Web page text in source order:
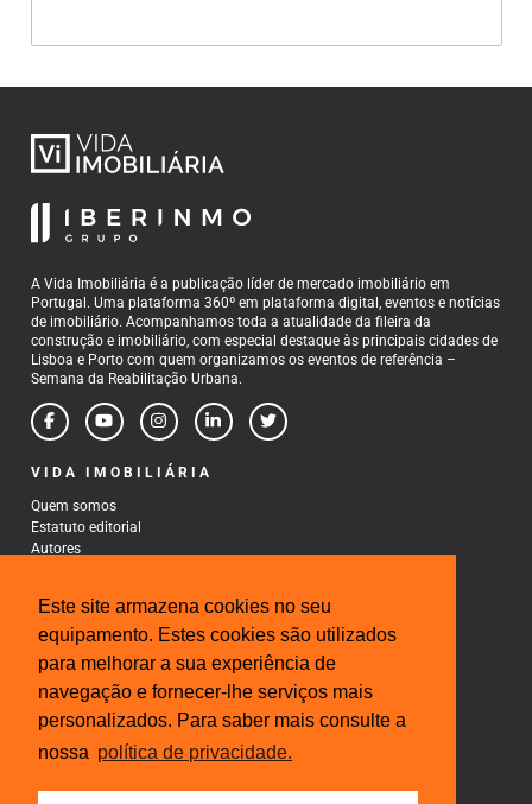
Este site armazena cookies no seu
equipamento. Estes cookies são utilizados
para melhorar a sua experiência de
navegação e fornecer-lhe serviços mais
personalizados. Para saber mais consulte a
nossa política de privacidade.
A Vida Imobiliária é a publicação líder de mercado imobiliário em
Portugal. Uma plataforma 360º em plataforma digital, eventos e notícias
de imobiliário. Acompanhamos toda a atualidade da fileira da
construção e imobiliário, com especial destaque às principais cidades de
Lisboa e Porto com quem organizamos os eventos de referência –
Semana da Reabilitação Urbana.
VIDA IMOBILIÁRIA
Quem somos
Estatuto editorial
Autores
CONTACTOS
Rua Gonçalo Cristovão, 185 - 6º
4000-269 Porto
Tel: 222 085 009
Fax: 222 085 010
Email: gestao@iberinmo.com